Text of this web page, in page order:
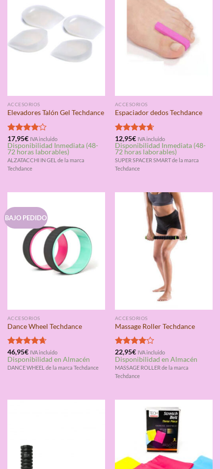
ACCESORIOS
Elevadores Talón Gel Techdance
Valorado
con4.00
de 5
17,95€ IVA incluido
Disponibilidad Inmediata (48-
72 horas laborables)
ALZATACCHI IN GEL de la marca
Techdance
ACCESORIOS
Espaciador dedos Techdance
Valorado
con4.67
de 5
12,95€ IVA incluido
Disponibilidad Inmediata (48-
72 horas laborables)
SUPER SPACER SMART de la marca
Techdance
BAJO PEDIDO
ACCESORIOS
Dance Wheel Techdance
Valorado
con4.67
de 5
46,95€ IVA incluido
Disponibilidad en Almacén
DANCE WHEEL de la marca Techdance
ACCESORIOS
Massage Roller Techdance
Valorado
con4.00
de 5
22,95€ IVA incluido
Disponibilidad en Almacén
MASSAGE ROLLER de la marca
Techdance